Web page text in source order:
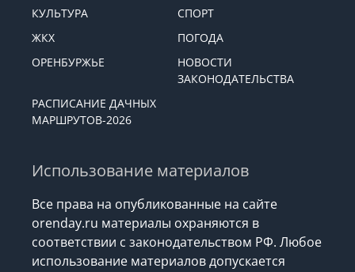
КУЛЬТУРА
СПОРТ
ЖКХ
ПОГОДА
ОРЕНБУРЖЬЕ
НОВОСТИ
ЗАКОНОДАТЕЛЬСТВА
РАСПИСАНИЕ ДАЧНЫХ
МАРШРУТОВ-2026
Использование материалов
Все права на опубликованные на сайте
orenday.ru материалы охраняются в
соответствии с законодательством РФ. Любое
использование материалов допускается